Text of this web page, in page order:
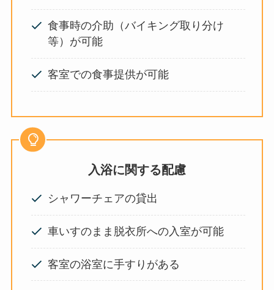
食事時の介助（バイキング取り分け
等）が可能
客室での食事提供が可能
入浴に関する配慮
シャワーチェアの貸出
車いすのまま脱衣所への入室が可能
客室の浴室に手すりがある